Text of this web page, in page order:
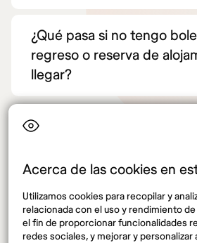
Acerca de las cookies en
Utilizamos cookies para recopilar y
relacionada con el uso y rendimiento
el fin de proporcionar funcionalidades
redes sociales, y mejorar y
¿Qué pasa si no tengo
regreso o reserva de
llegar?